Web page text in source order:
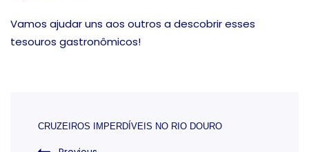
Vamos ajudar uns aos outros a descobrir esses
tesouros gastronômicos!
CRUZEIROS IMPERDÍVEIS NO RIO DOURO